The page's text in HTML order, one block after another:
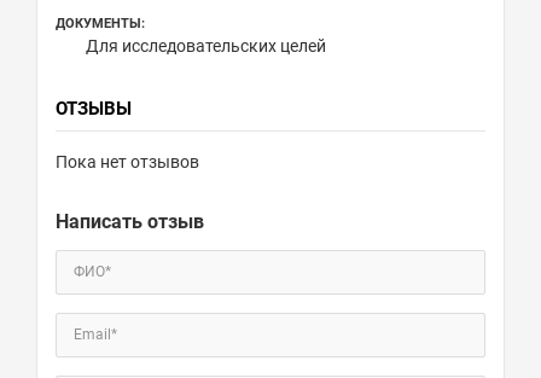
ДОКУМЕНТЫ:
Для исследовательских целей
ОТЗЫВЫ
Пока нет отзывов
Написать отзыв
ФИО*
Email*